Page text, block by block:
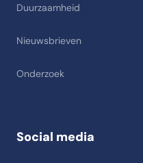
Duurzaamheid
Nieuwsbrieven
Onderzoek
Social media